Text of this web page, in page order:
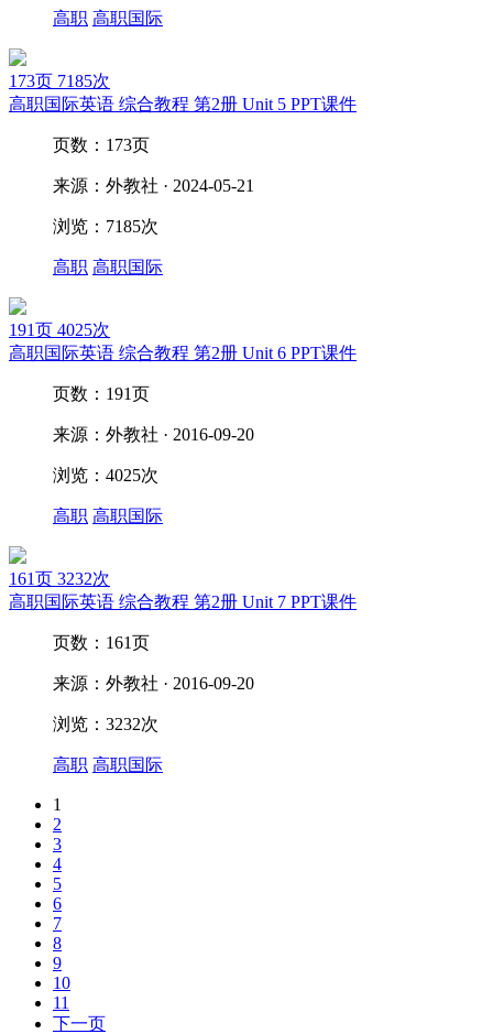
高职 高职国际
173页 7185次
高职国际英语 综合教程 第2册 Unit 5 PPT课件
页数：173页
来源：外教社 · 2024-05-21
浏览：7185次
高职 高职国际
191页 4025次
高职国际英语 综合教程 第2册 Unit 6 PPT课件
页数：191页
来源：外教社 · 2016-09-20
浏览：4025次
高职 高职国际
161页 3232次
高职国际英语 综合教程 第2册 Unit 7 PPT课件
页数：161页
来源：外教社 · 2016-09-20
浏览：3232次
高职 高职国际
1
2
3
4
5
6
7
8
9
10
11
下一页